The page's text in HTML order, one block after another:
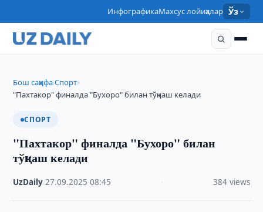
ИнфографикаМахсус лойиҳалар Ўз
Бош саҳифа›Спорт›
"Пахтакор" финалда "Бухоро" билан тўқнаш келади
СПОРТ
"Пахтакор" финалда "Бухоро" билан
тўқнаш келади
UzDaily ·27.09.2025 ·08:45 384 views